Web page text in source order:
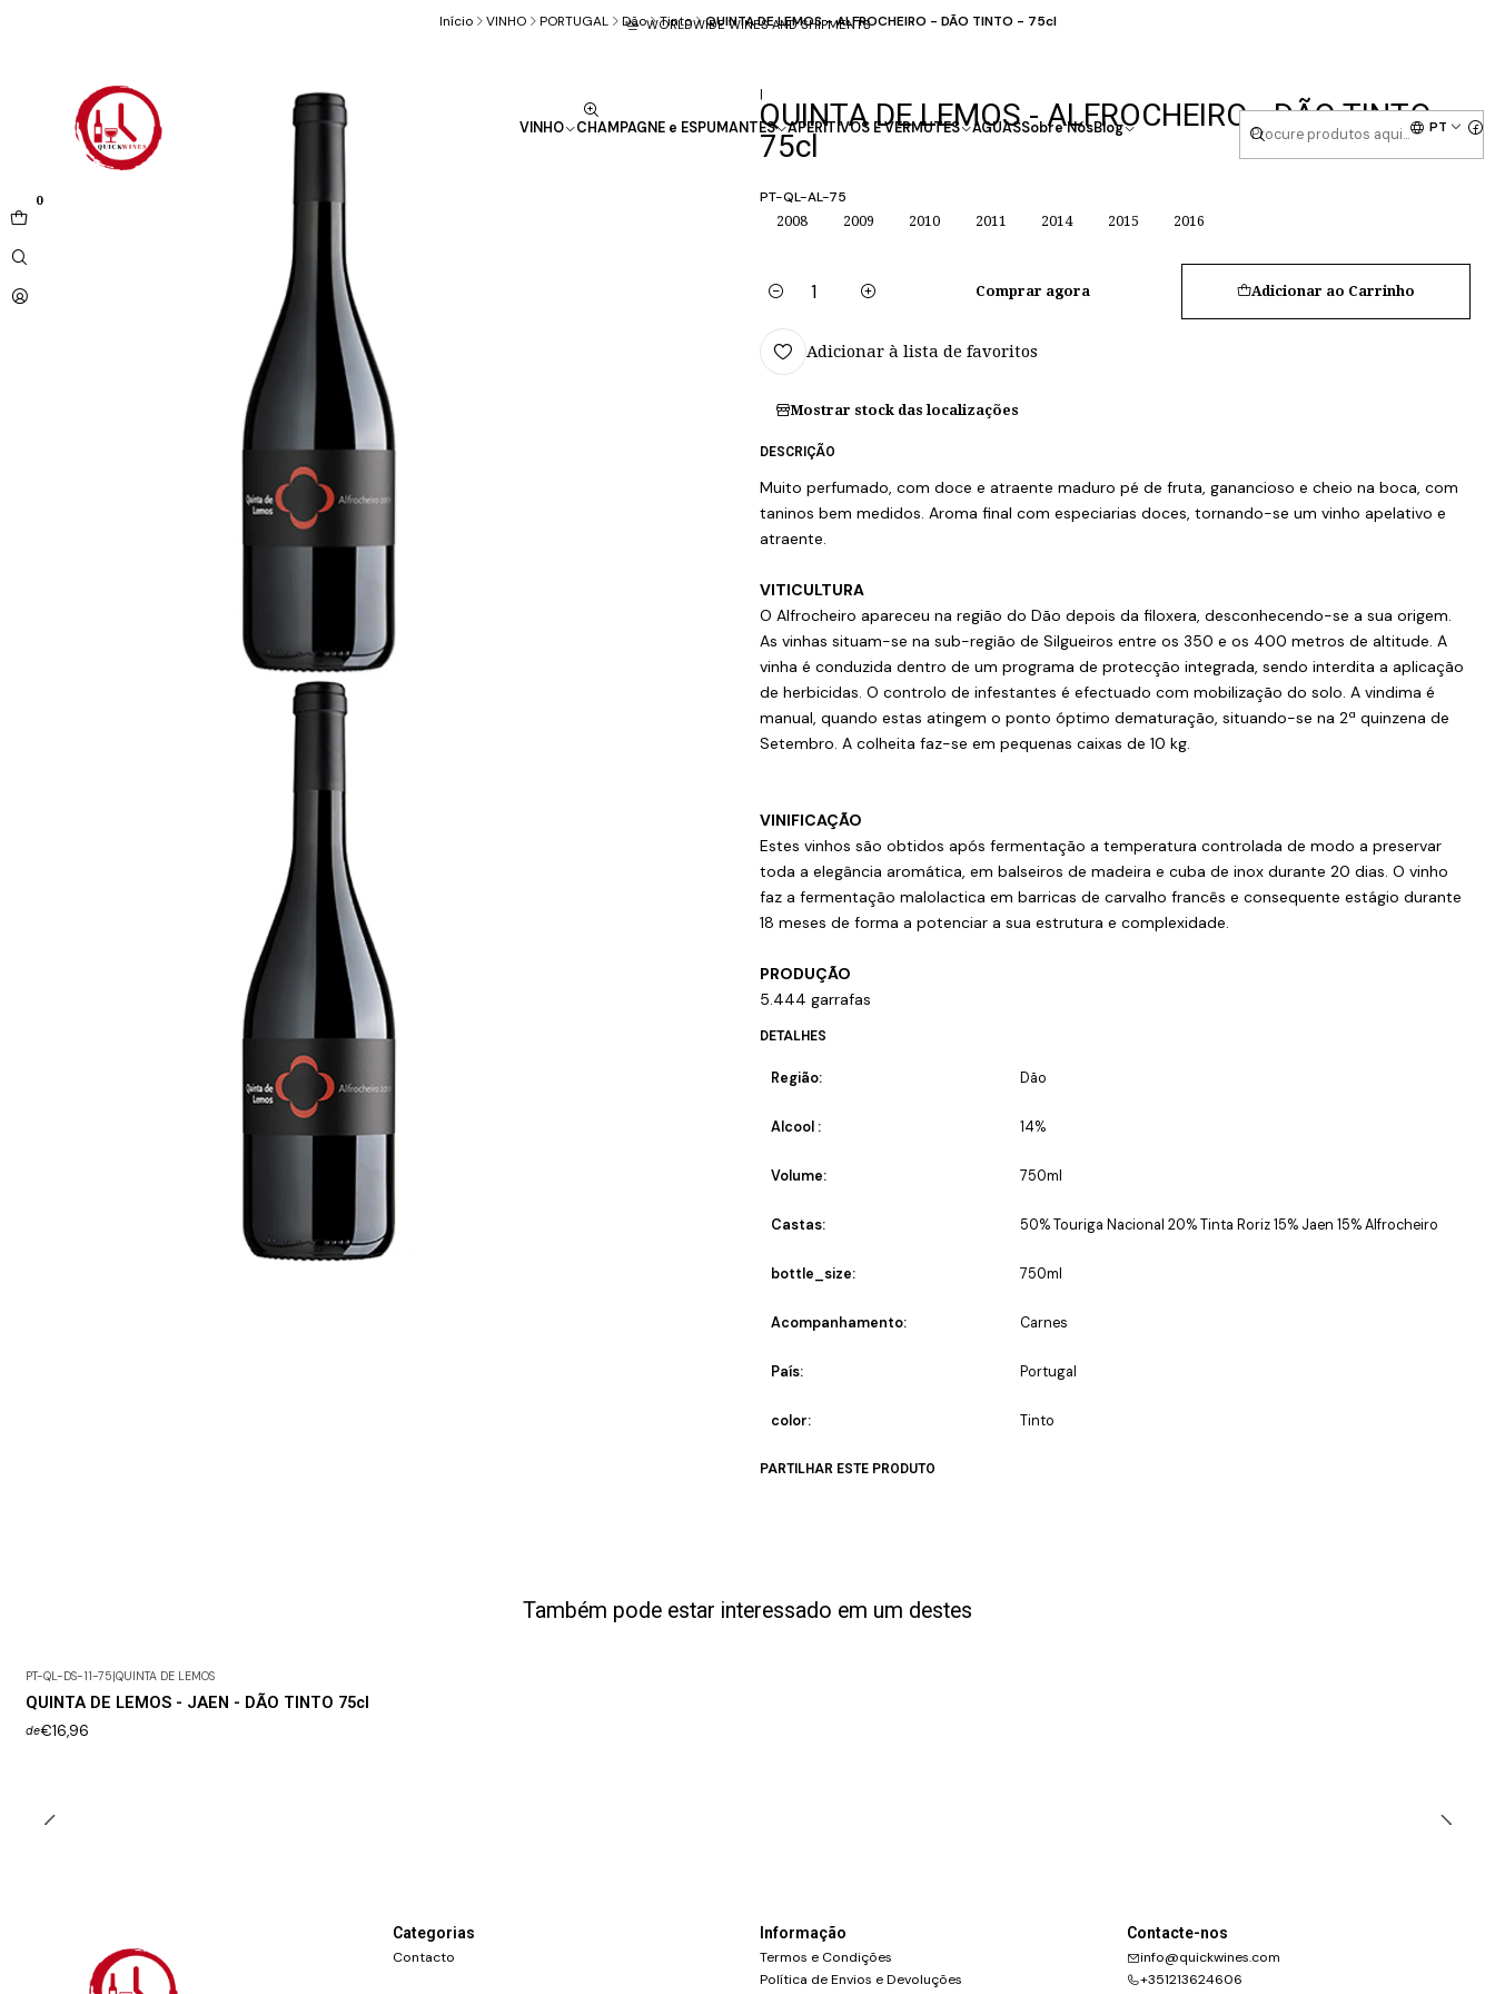
VINHO CHAMPAGNE e ESPUMANTES APERITIVOS E VERMUTES AGUASSobre NósBlog PT
0
WORLDWIDE WINES AND SHIPMENTS
Início VINHO PORTUGAL Dão Tinto QUINTA DE LEMOS - ALFROCHEIRO - DÃO TINTO - 75cl
|
QUINTA DE LEMOS - ALFROCHEIRO - DÃO TINTO -
75cl
PT-QL-AL-75
2008 2009 2010 2011 2014 2015 2016
Quantidade
Adicionar ao Carrinho
Comprar agora
Adicionar à lista de favoritos
Mostrar stock das localizações
DESCRIÇÃO
Muito perfumado, com doce e atraente maduro pé de fruta, ganancioso e cheio na boca, com
taninos bem medidos. Aroma final com especiarias doces, tornando-se um vinho apelativo e
atraente.
VITICULTURA
O Alfrocheiro apareceu na região do Dão depois da filoxera, desconhecendo-se a sua origem.
As vinhas situam-se na sub-região de Silgueiros entre os 350 e os 400 metros de altitude. A
vinha é conduzida dentro de um programa de protecção integrada, sendo interdita a aplicação
de herbicidas. O controlo de infestantes é efectuado com mobilização do solo. A vindima é
manual, quando estas atingem o ponto óptimo dematuração, situando-se na 2ª quinzena de
Setembro. A colheita faz-se em pequenas caixas de 10 kg.
VINIFICAÇÃO
Estes vinhos são obtidos após fermentação a temperatura controlada de modo a preservar
toda a elegância aromática, em balseiros de madeira e cuba de inox durante 20 dias. O vinho
faz a fermentação malolactica em barricas de carvalho francês e consequente estágio durante
18 meses de forma a potenciar a sua estrutura e complexidade.
PRODUÇÃO
5.444 garrafas
DETALHES
Região: Dão
Alcool : 14%
Volume: 750ml
Castas: 50% Touriga Nacional 20% Tinta Roriz 15% Jaen 15% Alfrocheiro
bottle_size: 750ml
Acompanhamento: Carnes
País: Portugal
color: Tinto
PARTILHAR ESTE PRODUTO
Também pode estar interessado em um destes
PT-QL-DS-11-75|QUINTA DE LEMOS
QUINTA DE LEMOS - JAEN - DÃO TINTO 75cl
de€16,96
Categorias
Contacto
Informação
Termos e Condições
Política de Envios e Devoluções
Contacte-nos
info@quickwines.com
+351213624606